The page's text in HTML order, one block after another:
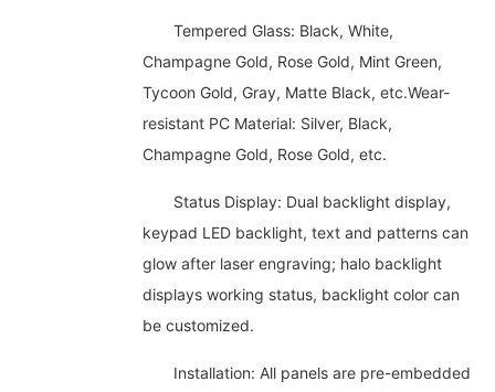
Tempered Glass: Black, White,
Champagne Gold, Rose Gold, Mint Green,
Tycoon Gold, Gray, Matte Black, etc.Wear-
resistant PC Material: Silver, Black,
Champagne Gold, Rose Gold, etc.
Status Display: Dual backlight display,
keypad LED backlight, text and patterns can
glow after laser engraving; halo backlight
displays working status, backlight color can
be customized.
Installation: All panels are pre-embedded